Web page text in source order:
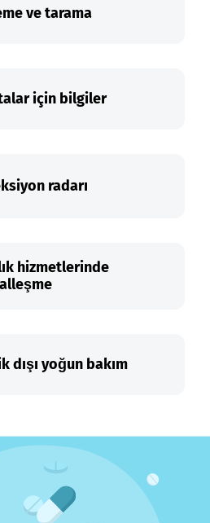
ve tarama
için bilgiler
radarı
hizmetlerinde
dışı yoğun bakım